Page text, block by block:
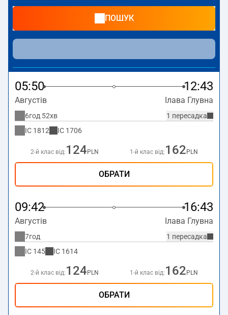
також інші потяги:TLK— пропонують нижчу ціну квитка і
зазвичай довший час подорожі. Потяг завершує
маршрут на станції Iława Główna за адресою
Dworcowa,14-200 Ilawa
ПОШУК
05:50 12:43
Августів Ілава Глувна
1 пересадка
6год 52хв
IC 1812 IC 1706
2-й клас від: 124 PLN 1-й клас від: 162 PLN
ОБРАТИ
09:42 16:43
Августів Ілава Глувна
1 пересадка
7год
IC 145 IC 1614
2-й клас від: 124 PLN 1-й клас від: 162 PLN
ОБРАТИ